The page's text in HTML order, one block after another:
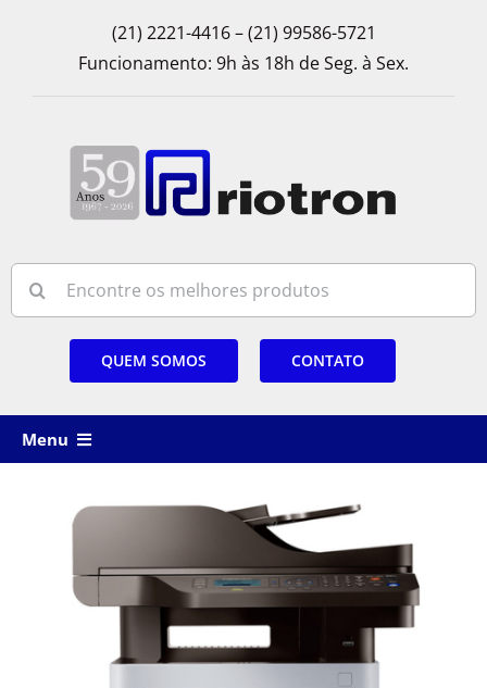
(21) 2221-4416 – (21) 99586-5721
Funcionamento: 9h às 18h de Seg. à Sex.
for:
QUEM SOMOS CONTATO
Menu
FRAGMENTADORAS